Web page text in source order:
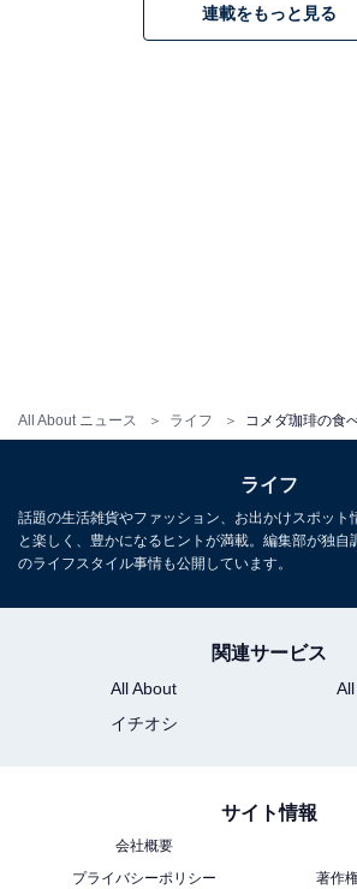
All About ニュース ライフ
ショコラリッチ（筆者撮影）
よ。まずは「楽しみ方その1」クリー
みたいところ。
連載をもっと見る
ライフ
話題の生活雑貨やファッション、お出かけスポット
と楽しく、豊かになるヒントが満載。編集部が独自
のライフスタイル事情も公開しています。
関連サービス
All About
イチオシ
サイト情報
会社概要
プライバシーポリシー
著作